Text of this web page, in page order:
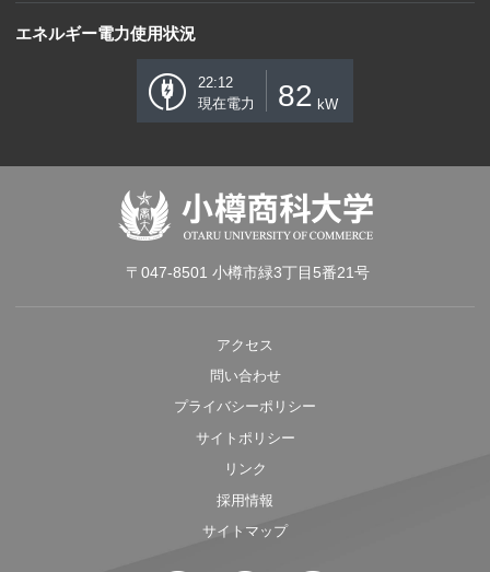
エネルギー電力使用状況
22:12
現在電力
82 kW
〒047-8501 小樽市緑3丁目5番21号
アクセス
問い合わせ
プライバシーポリシー
サイトポリシー
リンク
採用情報
サイトマップ